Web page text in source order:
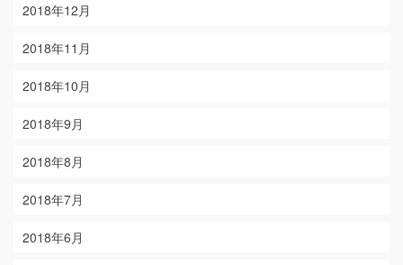
2018年12月
2018年11月
2018年10月
2018年9月
2018年8月
2018年7月
2018年6月